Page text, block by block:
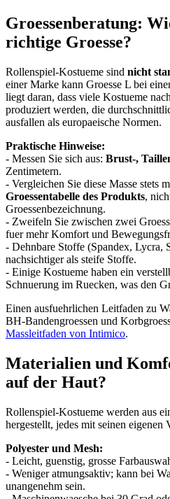
Groessenberatung:
richtige Groesse?
Rollenspiel-Kostueme sind nicht
einer Marke kann Groesse L bei
liegt daran, dass viele Kostueme
produziert werden, die
ausfallen als europaeische Normen.
Praktische Hinweise:
- Messen Sie sich aus: Brust-,
Zentimetern.
- Vergleichen Sie diese Masse stets
Groessentabelle des Produkts,
Groessenbezeichnung.
- Zweifeln Sie zwischen zwei
fuer mehr Komfort und
- Dehnbare Stoffe (Spandex, Lycra,
nachsichtiger als steife Stoffe.
- Einige Kostueme haben ein
Schnuerung im Ruecken, was den
Einen ausfuehrlichen Leitfaden zu
BH-Bandengroessen und
Massleitfaden von Intimico.
Materialien und
auf der Haut?
Rollenspiel-Kostueme werden aus
hergestellt, jedes mit seinen eigenen
Polyester und Mesh:
- Leicht, guenstig, grosse
- Weniger atmungsaktiv; kann bei
unangenehm sein.